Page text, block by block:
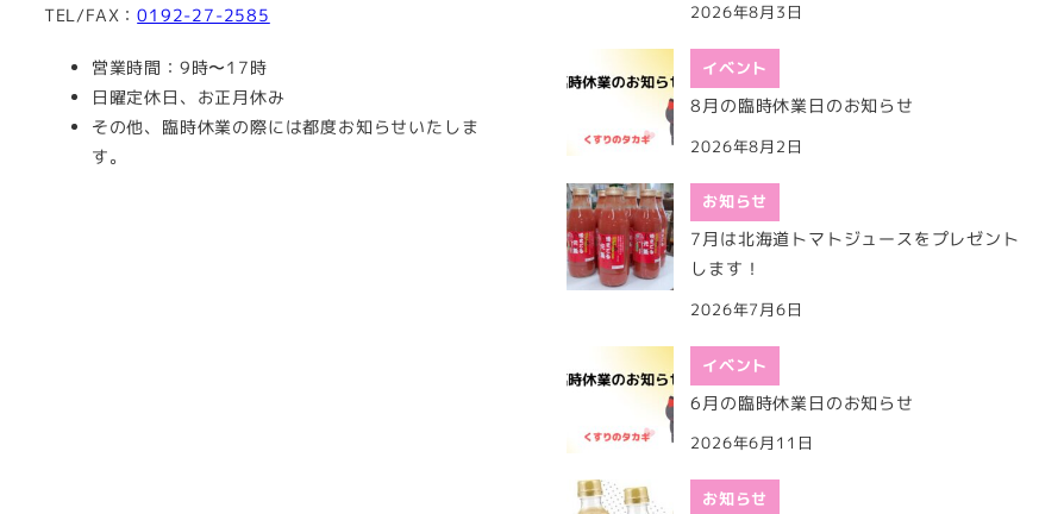
TEL/FAX：0192-27-2585
営業時間：9時〜17時
日曜定休日、お正月休み
その他、臨時休業の際には都度お知らせいたしま
す。
2026年8月3日
イベント
8月の臨時休業日のお知らせ
2026年8月2日
お知らせ
7月は北海道トマトジュースをプレゼント
します！
2026年7月6日
イベント
6月の臨時休業日のお知らせ
2026年6月11日
お知らせ